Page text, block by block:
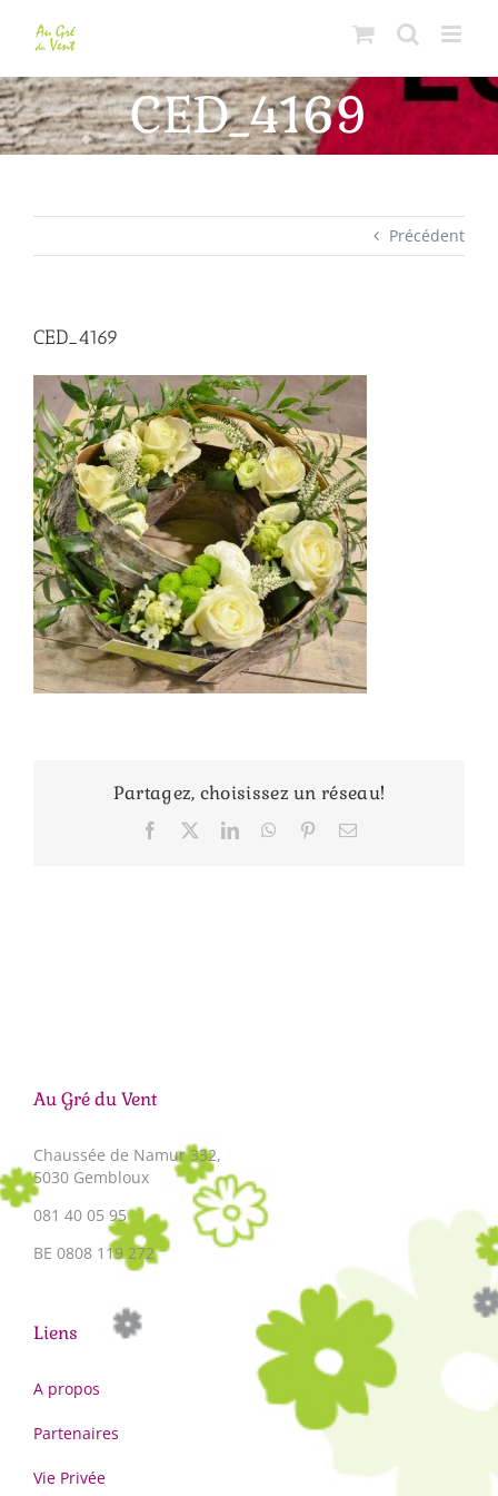
contenu
CED_4169
Précédent
CED_4169
Partagez, choisissez un réseau!
Facebook LinkedInWhatsApp
PinterestEmail
Au Gré du Vent
Chaussée de Namur 332,
5030 Gembloux
081 40 05 95
BE 0808 119 272
Liens
A propos
Partenaires
Vie Privée